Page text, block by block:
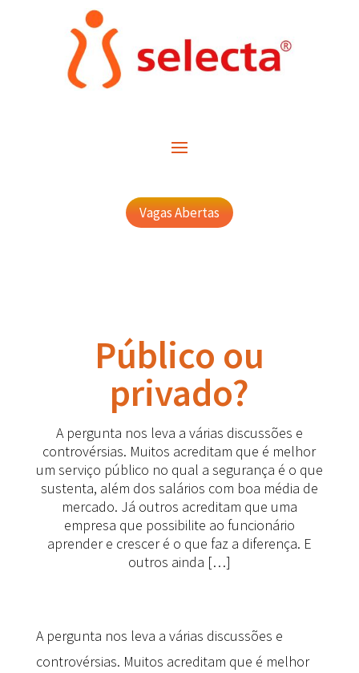
Vagas Abertas
Público ou
privado?
A pergunta nos leva a várias discussões e
controvérsias. Muitos acreditam que é melhor
um serviço público no qual a segurança é o que
sustenta, além dos salários com boa média de
mercado. Já outros acreditam que uma
empresa que possibilite ao funcionário
aprender e crescer é o que faz a diferença. E
outros ainda […]
A pergunta nos leva a várias discussões e
controvérsias. Muitos acreditam que é melhor